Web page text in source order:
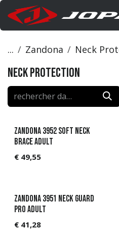
Se rendre au contenu
... Zandona Neck
Neck Protection
Zandona 3952 Soft Neck
brace adult
€ 49,55
Zandona 3951 Neck guard
PRO adult
€ 41,28